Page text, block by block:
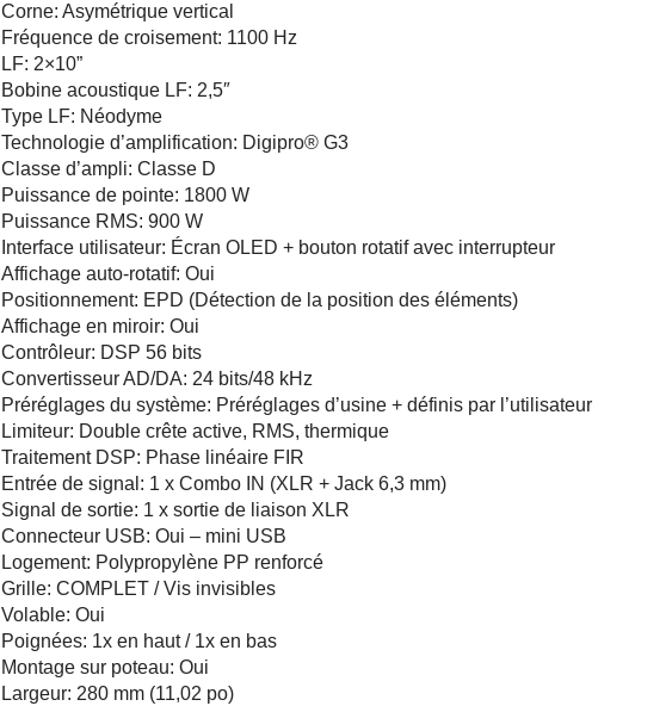
Corne: Asymétrique vertical
Fréquence de croisement: 1100 Hz
LF: 2×10”
Bobine acoustique LF: 2,5″
Type LF: Néodyme
Technologie d’amplification: Digipro® G3
Classe d’ampli: Classe D
Puissance de pointe: 1800 W
Puissance RMS: 900 W
Interface utilisateur: Écran OLED + bouton rotatif avec interrupteur
Affichage auto-rotatif: Oui
Positionnement: EPD (Détection de la position des éléments)
Affichage en miroir: Oui
Contrôleur: DSP 56 bits
Convertisseur AD/DA: 24 bits/48 kHz
Préréglages du système: Préréglages d’usine + définis par l’utilisateur
Limiteur: Double crête active, RMS, thermique
Traitement DSP: Phase linéaire FIR
Entrée de signal: 1 x Combo IN (XLR + Jack 6,3 mm)
Signal de sortie: 1 x sortie de liaison XLR
Connecteur USB: Oui – mini USB
Logement: Polypropylène PP renforcé
Grille: COMPLET / Vis invisibles
Volable: Oui
Poignées: 1x en haut / 1x en bas
Montage sur poteau: Oui
Largeur: 280 mm (11,02 po)